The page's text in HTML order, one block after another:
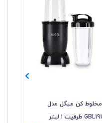
مخلوط کن میگل مدل
GBL191 ظرفیت ۱ لیتر